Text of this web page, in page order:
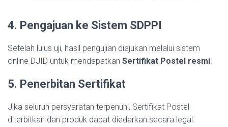
4. Pengajuan ke Sistem SDPPI
Setelah lulus uji, hasil pengujian diajukan melalui sistem
online DJID untuk mendapatkan Sertifikat Postel resmi.
5. Penerbitan Sertifikat
Jika seluruh persyaratan terpenuhi, Sertifikat Postel
diterbitkan dan produk dapat diedarkan secara legal.